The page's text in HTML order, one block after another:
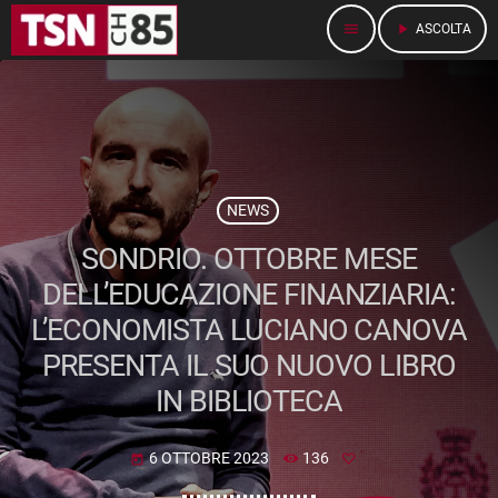
menu play_arrow ASCOLTA
NEWS
SONDRIO. OTTOBRE MESE
DELL’EDUCAZIONE FINANZIARIA:
L’ECONOMISTA LUCIANO CANOVA
PRESENTA IL SUO NUOVO LIBRO
IN BIBLIOTECA
today 6 OTTOBRE 2023 136